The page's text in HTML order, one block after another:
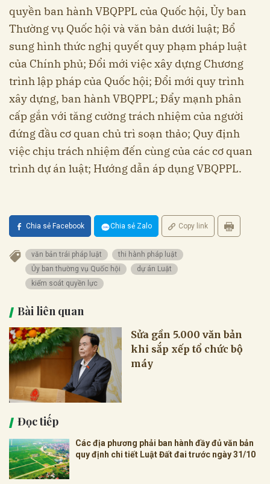
quyền ban hành VBQPPL của Quốc hội, Ủy ban
Thường vụ Quốc hội và văn bản dưới luật; Bổ
sung hình thức nghị quyết quy phạm pháp luật
của Chính phủ; Đổi mới việc xây dựng Chương
trình lập pháp của Quốc hội; Đổi mới quy trình
xây dựng, ban hành VBQPPL; Đẩy mạnh phân
cấp gắn với tăng cường trách nhiệm của người
đứng đầu cơ quan chủ trì soạn thảo; Quy định
việc chịu trách nhiệm đến cùng của các cơ quan
trình dự án luật; Hướng dẫn áp dụng VBQPPL.
Chia sẻ Facebook Chia sẻ Zalo Copy link
văn bản trái pháp luật
thi hành pháp luật
Ủy ban thường vụ Quốc hội
dự án Luật
kiểm soát quyền lực
Bài liên quan
Sửa gần 5.000 văn bản
khi sắp xếp tổ chức bộ
máy
Đọc tiếp
Các địa phương phải ban hành đầy đủ văn bản
quy định chi tiết Luật Đất đai trước ngày 31/10